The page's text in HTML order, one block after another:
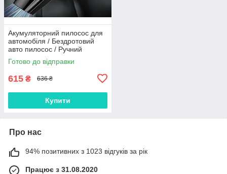
Акумуляторний пилосос для
автомобіля / Бездротовий
авто пилосос / Ручний
бездротовий пилосос авто
Готово до відправки
615 ₴ 636 ₴
Купити
Про нас
94% позитивних з 1023 відгуків за рік
Працює з 31.08.2020